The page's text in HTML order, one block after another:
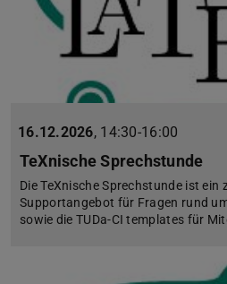
16.12.2026, 14:30-16:00
TeXnische Sprechstunde
Die TeXnische Sprechstunde ist ein
Supportangebot für Fragen rund
sowie die TUDa-CI templates für